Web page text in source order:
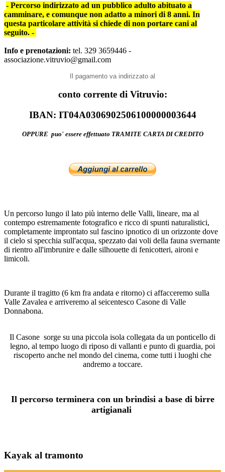
- Percorso indirizzato ad un pubblico adulto abituato a
camminare, e comunque non adatto a minori di 8 anni. In
questa particolare attività si chiede di non portare cani al
seguito. -
Info e prenotazioni: tel. 329 3659446 -
associazione.vitruvio@gmail.com
Il pagamento va indirizzato al
conto corrente di Vitruvio:
IBAN: IT04A0306902506100000003644
OPPURE puo' essere effettuato TRAMITE CARTA DI CREDITO
Un percorso lungo il lato più interno delle Valli, lineare, ma al
contempo estremamente fotografico e ricco di spunti naturalistici,
completamente improntato sul fascino ipnotico di un orizzonte dove
il cielo si specchia sull'acqua, spezzato dai voli della fauna svernante
di rientro all'imbrunire e dalle silhouette di fenicotteri, aironi e
limicoli.
Durante il tragitto (6 km fra andata e ritorno) ci affacceremo sulla
Valle Zavalea e arriveremo al seicentesco Casone di Valle
Donnabona.
Il Casone sorge su una piccola isola collegata da un ponticello di
legno, al tempo luogo di riposo di vallanti e punto di guardia, poi
riscoperto anche nel mondo del cinema, come tutti i luoghi che
andremo a toccare.
Il percorso terminera con un brindisi a base di birre
artigianali
Kayak al tramonto